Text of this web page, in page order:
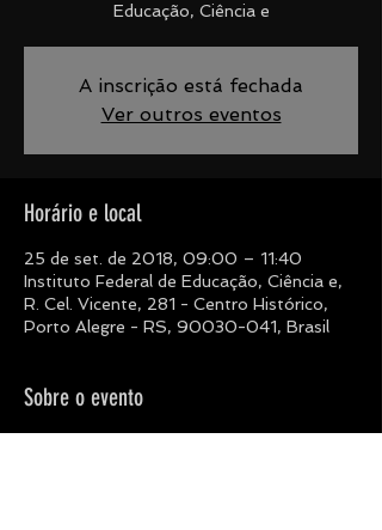
Educação, Ciência e
A inscrição está fechada
Ver outros eventos
Horário e local
25 de set. de 2018, 09:00 – 11:40
Instituto Federal de Educação, Ciência e,
R. Cel. Vicente, 281 - Centro Histórico,
Porto Alegre - RS, 90030-041, Brasil
Sobre o evento